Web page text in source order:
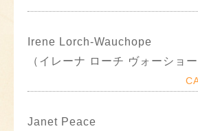
Irene Lorch-Wauchope
（イレーナ ローチ ヴォーショー
Janet Peace